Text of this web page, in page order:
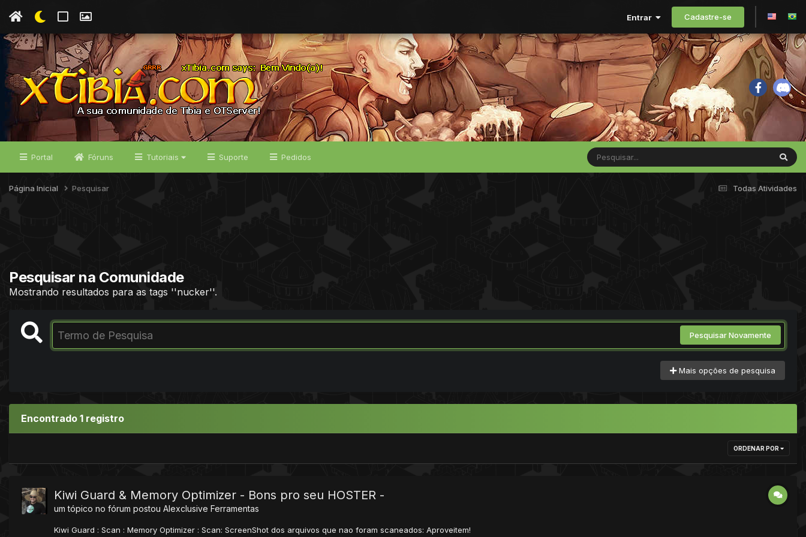
Entrar Cadastre-se
Portal Fóruns Tutoriais Suporte Pedidos
Todas Atividades
Página Inicial Pesquisar
Pesquisar na Comunidade
Mostrando resultados para as tags ''nucker''.
Pesquisar Novamente
Mais opções de pesquisa
Encontrado 1 registro
ORDENAR POR
Kiwi Guard & Memory Optimizer - Bons pro seu HOSTER -
um tópico no fórum postou Alexclusive Ferramentas
Kiwi Guard : Scan : Memory Optimizer : Scan: ScreenShot dos arquivos que nao foram scaneados: Aproveitem!